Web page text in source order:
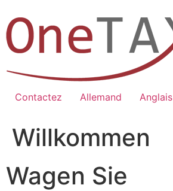
Inhalt
springen
Contactez Allemand Anglais
Willkommen
Wagen Sie